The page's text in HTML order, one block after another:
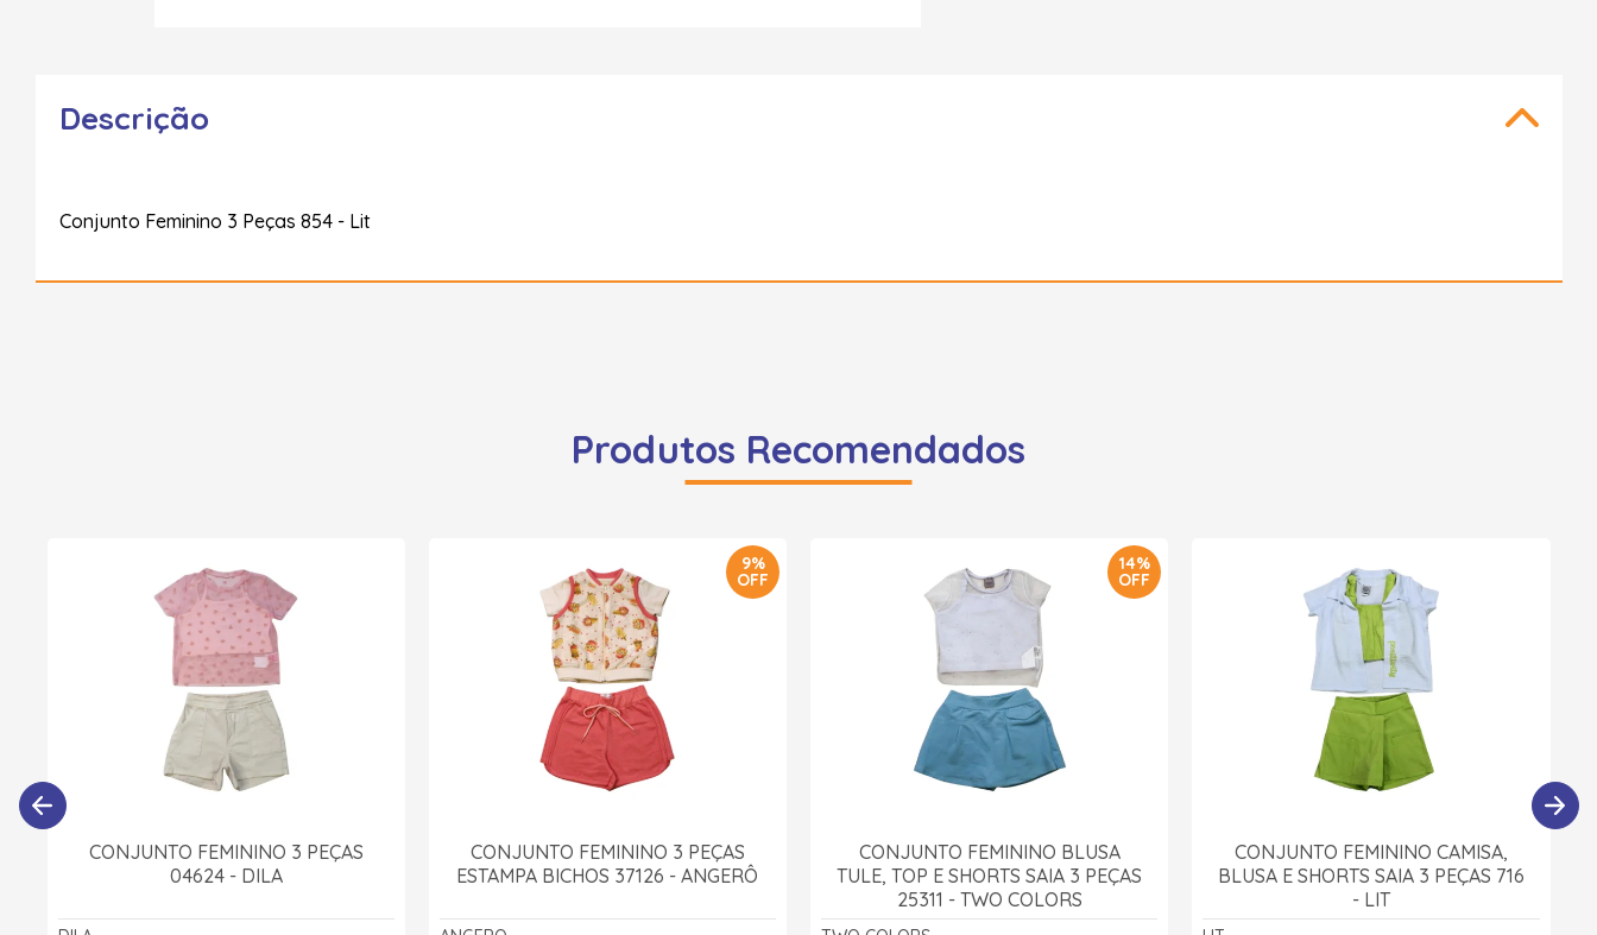
Descrição
Conjunto Feminino 3 Peças 854 - Lit
Produtos Recomendados
CONJUNTO FEMININO 3 PEÇAS
04624 - DILA
9%
OFF
CONJUNTO FEMININO 3 PEÇAS
ESTAMPA BICHOS 37126 - ANGERÔ
14%
OFF
CONJUNTO FEMININO BLUSA
TULE, TOP E SHORTS SAIA 3 PEÇAS
25311 - TWO COLORS
CONJUNTO FEMININO CAMISA,
BLUSA E SHORTS SAIA 3 PEÇAS 716
- LIT